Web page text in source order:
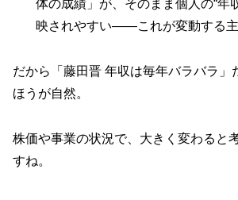
体の成績」が、そのまま個人の“年
映されやすい――これが変動する主
だから「藤田晋 年収は毎年バラバラ」
ほうが自然。
株価や事業の状況で、大きく変わると
すね。